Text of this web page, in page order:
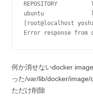
REPOSITORY
ubuntu
[root@localhost
Error response from
何か消せないdocker image
った/var/lib/docker/
ただけ削除